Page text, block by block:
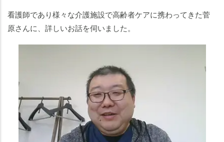
看護師であり様々な介護施設で高齢者ケアに携わってきた菅
原さんに、詳しいお話を伺いました。